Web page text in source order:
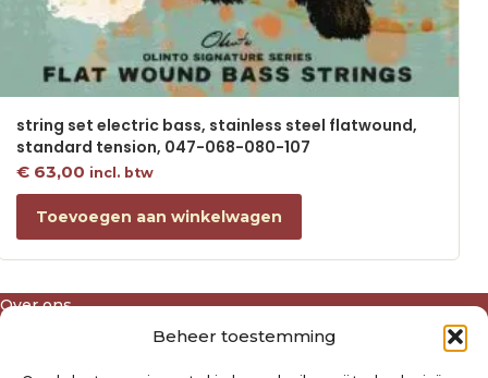
Beheer toestemming
string set electric bass, stainless steel flatwound,
standard tension, 047-068-080-107
€63,00 incl. btw
Toevoegen aan winkelwagen
Over ons
Algemene voorwaarden